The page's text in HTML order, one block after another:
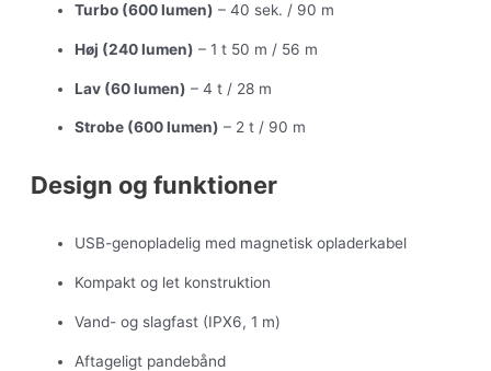
Turbo (600 lumen) – 40 sek. / 90 m
Høj (240 lumen) – 1 t 50 m / 56 m
Lav (60 lumen) – 4 t / 28 m
Strobe (600 lumen) – 2 t / 90 m
Design og funktioner
USB-genopladelig med magnetisk opladerkabel
Kompakt og let konstruktion
Vand- og slagfast (IPX6, 1 m)
Aftageligt pandebånd